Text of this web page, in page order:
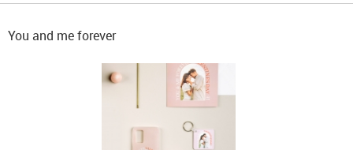
You and me forever